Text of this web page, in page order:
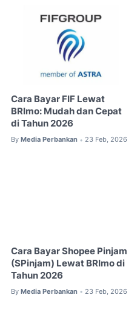
Cara Bayar FIF Lewat
BRImo: Mudah dan Cepat
di Tahun 2026
By Media Perbankan • 23 Feb, 2026
Cara Bayar Shopee Pinjam
(SPinjam) Lewat BRImo di
Tahun 2026
By Media Perbankan • 23 Feb, 2026